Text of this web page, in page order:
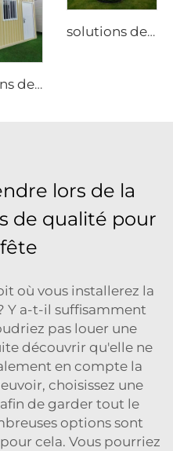
Solutions de conteneurs pliables en kit plat de 20 pi | Maison métallique modulaire robuste pour bureaux de chantier et projets de stockage industriel
solutions de chapiteau de mariage pour 100 à 110 invités | Tente événementielle en aluminium blanc avec panneaux panoramiques transparents pour banquets de luxe
lors de la
de qualité pour
où vous installerez la
Y a-t-il suffisamment
pas louer une
découvrir qu'elle ne
en compte la
choisissez une
de garder tout le
options sont
cela. Vous pourriez